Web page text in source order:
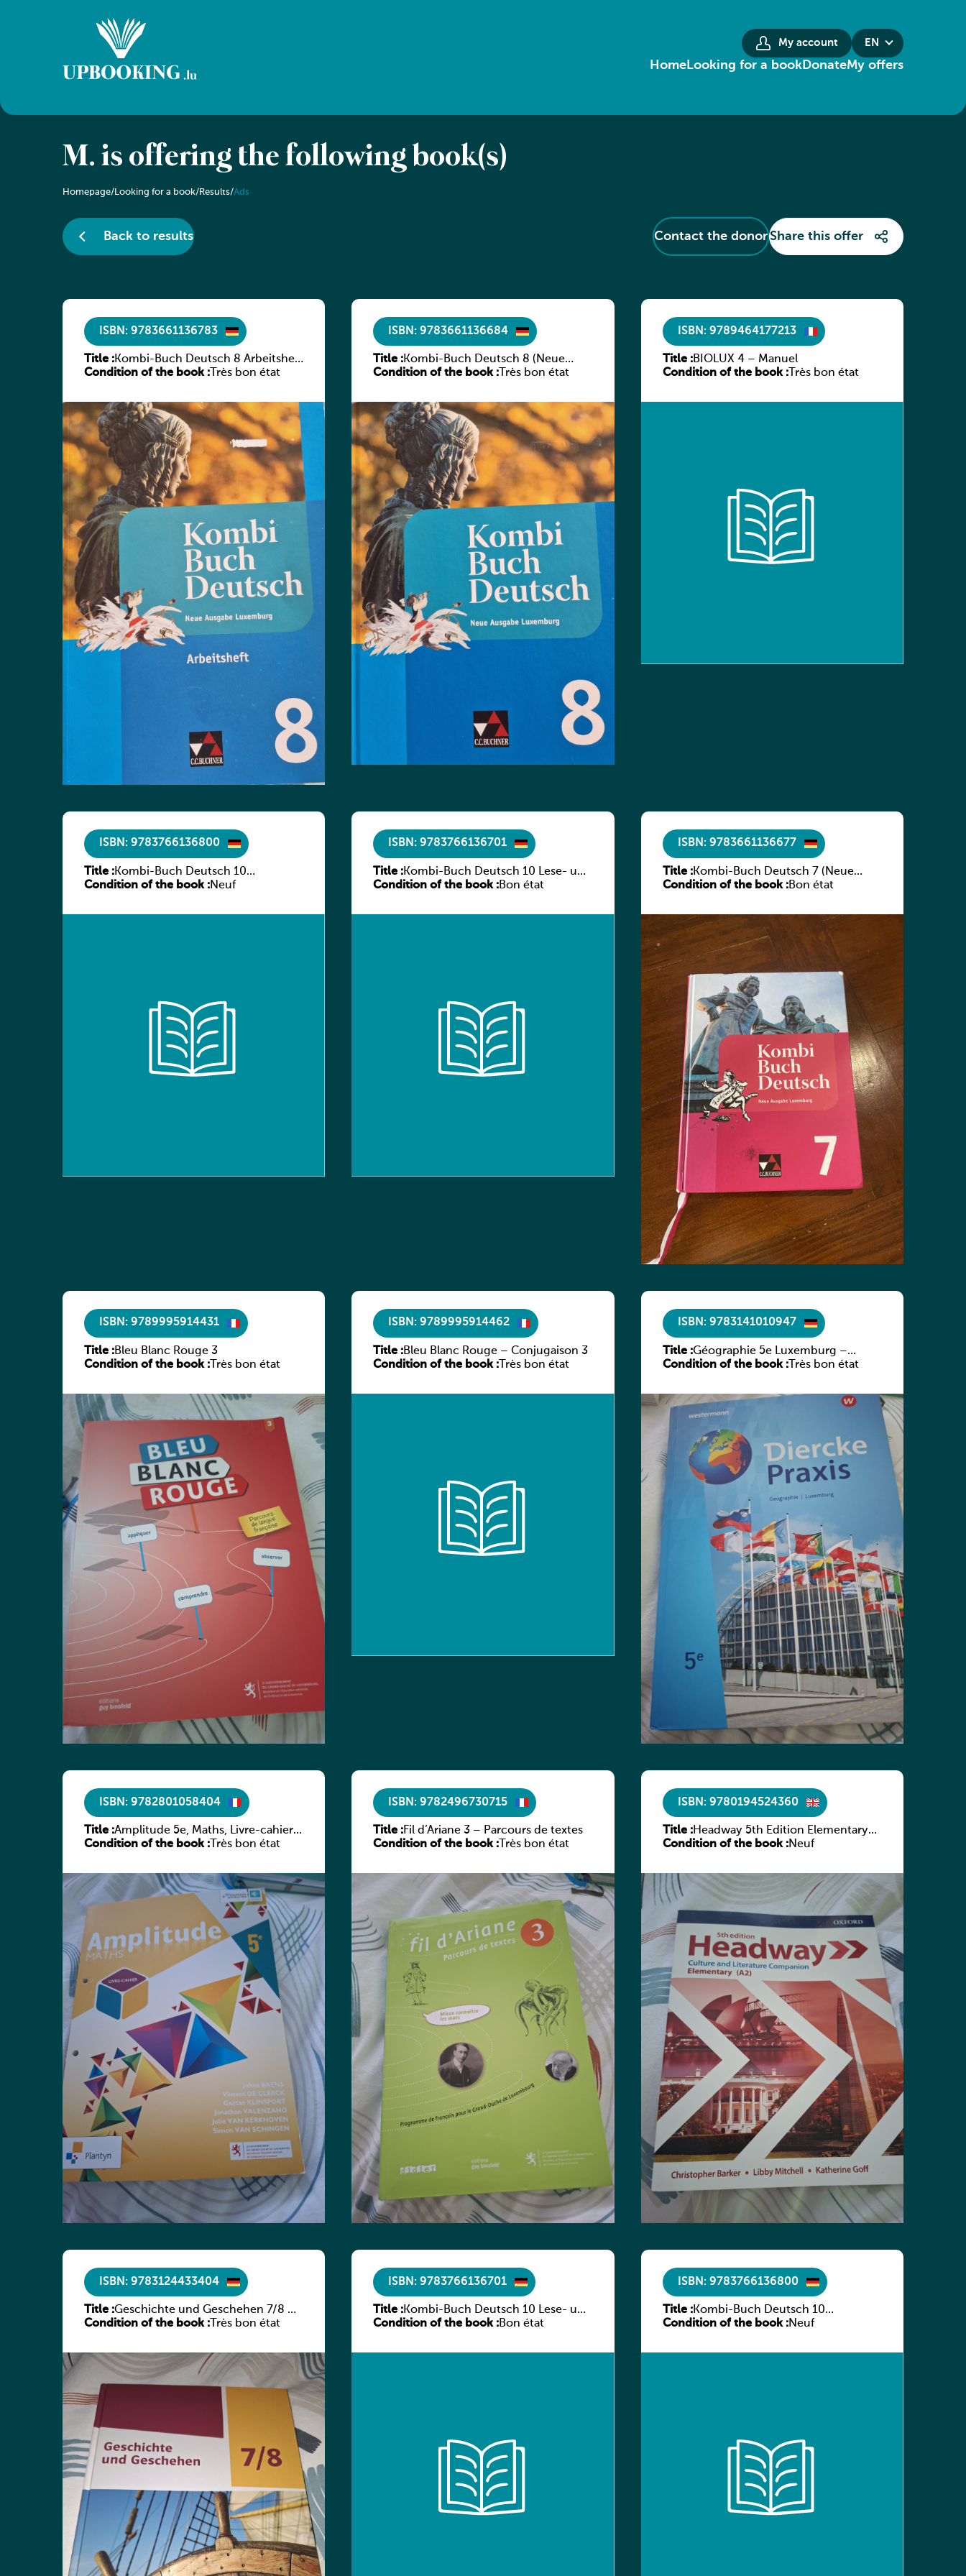
My account EN
HomeLooking for a bookDonateMy offers
M. is offering the following book(s)
Homepage/Looking for a book/Results/Ads
Back to results Contact the donorShare this offer
ISBN: 9783661136783
Title :Kombi-Buch Deutsch 8 Arbeitsheft
(Neue Ausgabe Luxemburg)
Condition of the book : Très bon état
ISBN: 9783661136684
Title :Kombi-Buch Deutsch 8 (Neue
Ausgabe Luxemburg)
Condition of the book : Très bon état
ISBN: 9789464177213
Title :BIOLUX 4 – Manuel
Condition of the book :Très bon état
ISBN: 9783766136800
Title :Kombi-Buch Deutsch 10
Arbeitsheft
Condition of the book :Neuf
ISBN: 9783766136701
Title :Kombi-Buch Deutsch 10 Lese- und
Sprachbuch
Condition of the book :Bon état
ISBN: 9783661136677
Title :Kombi-Buch Deutsch 7 (Neue
Ausgabe Luxemburg)
Condition of the book :Bon état
ISBN: 9789995914431
Title :Bleu Blanc Rouge 3
Condition of the book : Très bon état
ISBN: 9789995914462
Title :Bleu Blanc Rouge – Conjugaison 3
Condition of the book : Très bon état
ISBN: 9783141010947
Title :Géographie 5e Luxemburg –
Diercke Praxis
Condition of the book :Très bon état
ISBN: 9782801058404
Title :Amplitude 5e, Maths, Livre-cahier,
version luxembourgeoise
Condition of the book : Très bon état
ISBN: 9782496730715
Title :Fil d’Ariane 3 – Parcours de textes
Condition of the book : Très bon état
ISBN: 9780194524360
Title :Headway 5th Edition Elementary
Culture and Literature Companion
Condition of the book :Neuf
ISBN: 9783124433404
Title :Geschichte und Geschehen 7/8 –
Rheinland-Pfalz
Condition of the book : Très bon état
ISBN: 9783766136701
Title :Kombi-Buch Deutsch 10 Lese- und
Sprachbuch
Condition of the book :Bon état
ISBN: 9783766136800
Title :Kombi-Buch Deutsch 10
Arbeitsheft
Condition of the book :Neuf